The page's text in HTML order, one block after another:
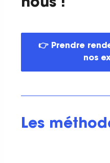
nous !
👉 Prendre
nos
Les